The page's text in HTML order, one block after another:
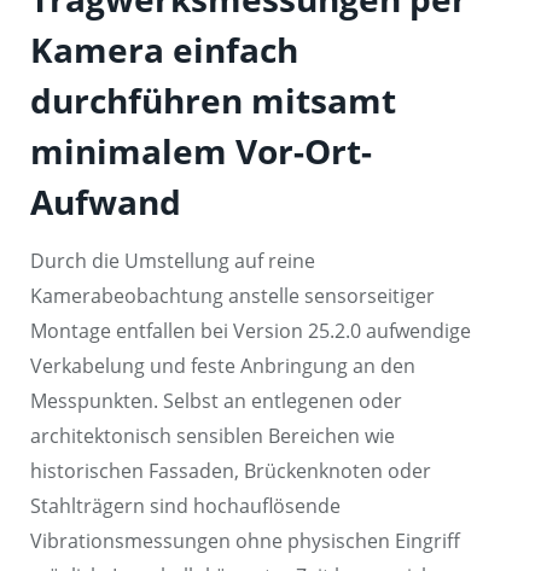
Kamera einfach
durchführen mitsamt
minimalem Vor-Ort-
Aufwand
Durch die Umstellung auf reine
Kamerabeobachtung anstelle sensorseitiger
Montage entfallen bei Version 25.2.0 aufwendige
Verkabelung und feste Anbringung an den
Messpunkten. Selbst an entlegenen oder
architektonisch sensiblen Bereichen wie
historischen Fassaden, Brückenknoten oder
Stahlträgern sind hochauflösende
Vibrationsmessungen ohne physischen Eingriff